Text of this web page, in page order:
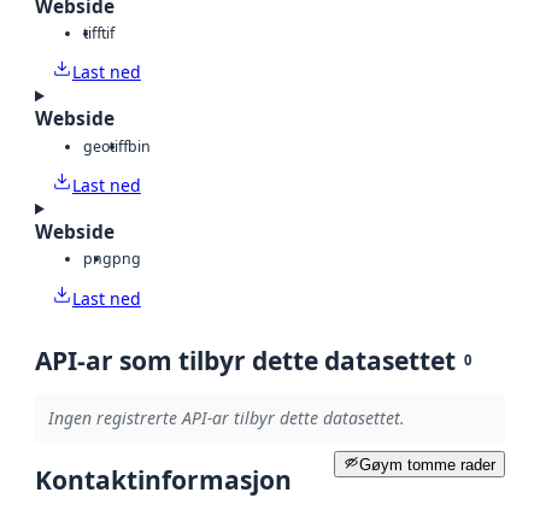
Webside
tifftif
Last ned
Webside
geotiffbin
Last ned
Webside
pngpng
Last ned
API-ar som tilbyr dette datasettet 0
Ingen registrerte API-ar tilbyr dette datasettet.
Gøym tomme rader
Kontaktinformasjon